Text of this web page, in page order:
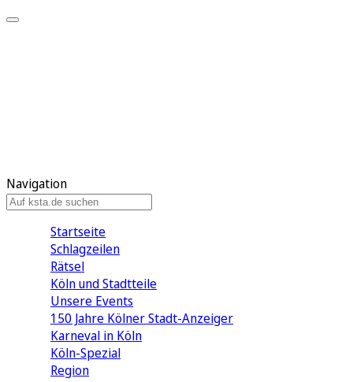
Navigation
Startseite
Schlagzeilen
Rätsel
Köln und Stadtteile
Unsere Events
150 Jahre Kölner Stadt-Anzeiger
Karneval in Köln
Köln-Spezial
Region